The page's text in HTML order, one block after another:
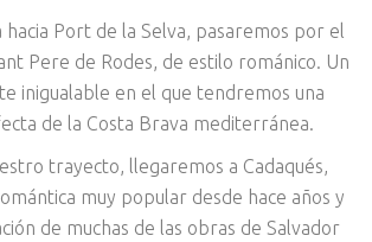
hacia Port de la Selva, pasaremos por el
Pere de Rodes, de estilo románico. Un
inigualable en el que tendremos una
de la Costa Brava mediterránea.
trayecto, llegaremos a Cadaqués,
muy popular desde hace años y
de muchas de las obras de Salvador